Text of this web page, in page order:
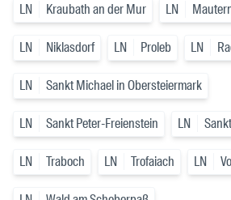
LN Kraubath an der Mur LN
LN Niklasdorf LN Proleb LN
LN Sankt Michael in Obersteiermark
LN Sankt Peter-Freienstein LN
LN Traboch LN Trofaiach LN